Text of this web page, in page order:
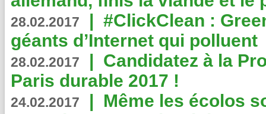
28.02.2017 | #ClickClean :
géants d’Internet qui polluent
28.02.2017 | Candidatez à la
Paris durable 2017 !
24.02.2017 | Même les écolos